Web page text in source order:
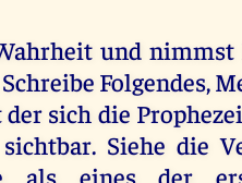
und nimmst
Folgendes,
sich die
Siehe die
als eines der